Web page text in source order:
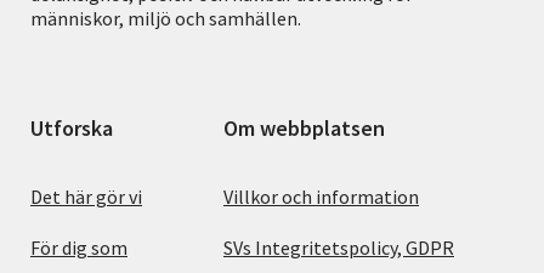
människor, miljö och samhällen.
Utforska
Det här gör vi
För dig som
Om webbplatsen
Villkor och information
SVs Integritetspolicy, GDPR